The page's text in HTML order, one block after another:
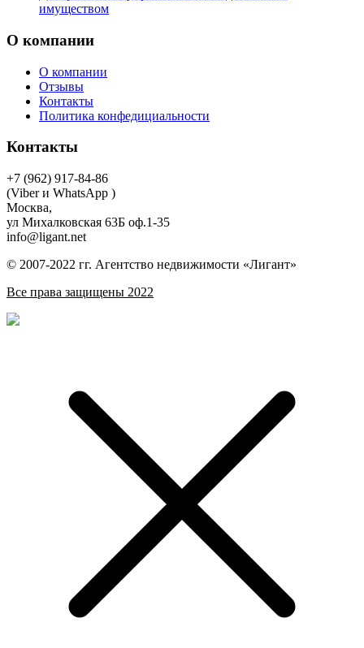
имуществом
О компании
О компании
Отзывы
Контакты
Политика конфедициальности
Контакты
+7 (962) 917-84-86
(Viber и WhatsApp )
Москва,
ул Михалковская 63Б оф.1-35
info@ligant.net
© 2007-2022 гг. Агентство недвижимости «Лигант»
Все права защищены 2022